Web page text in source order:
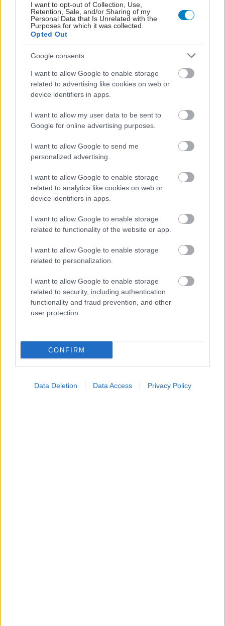
I want to opt-out of Collection, Use,
Retention, Sale, and/or Sharing of my
Personal Data that Is Unrelated with the
Purposes for which it was collected.
Opted Out
Google consents
I want to allow Google to enable storage
related to advertising like cookies on web or
device identifiers in apps.
I want to allow my user data to be sent to
Google for online advertising purposes.
I want to allow Google to send me
personalized advertising.
I want to allow Google to enable storage
related to analytics like cookies on web or
device identifiers in apps.
I want to allow Google to enable storage
related to functionality of the website or app.
I want to allow Google to enable storage
related to personalization.
I want to allow Google to enable storage
related to security, including authentication
functionality and fraud prevention, and other
user protection.
CONFIRM
Data Deletion Data Access Privacy Policy